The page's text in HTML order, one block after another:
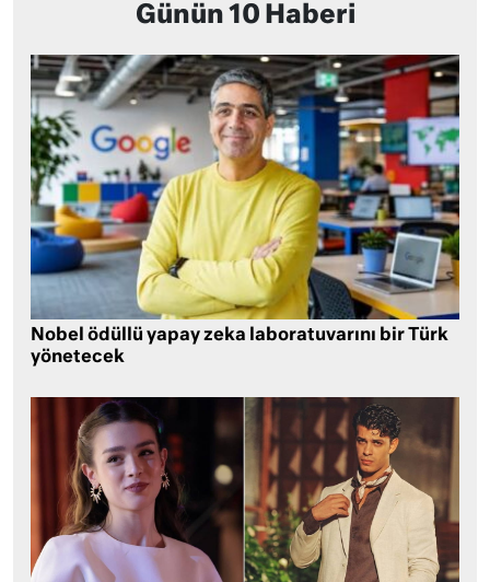
Günün 10 Haberi
Nobel ödüllü yapay zeka laboratuvarını bir Türk
yönetecek